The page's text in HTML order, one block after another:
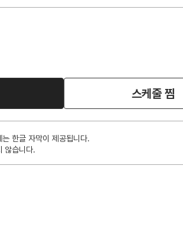
스케줄 찜
한글 자막이 제공됩니다.
않습니다.